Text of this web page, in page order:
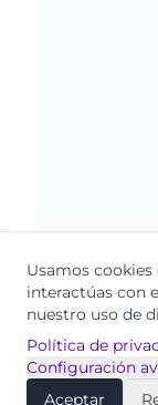
Usamos
interactúas con
nuestro uso de
Política de
Configuración
Aceptar